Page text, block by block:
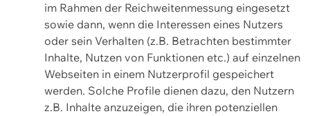
im Rahmen der Reichweitenmessung eingesetzt
sowie dann, wenn die Interessen eines Nutzers
oder sein Verhalten (z.B. Betrachten bestimmter
Inhalte, Nutzen von Funktionen etc.) auf einzelnen
Webseiten in einem Nutzerprofil gespeichert
werden. Solche Profile dienen dazu, den Nutzern
z.B. Inhalte anzuzeigen, die ihren potenziellen